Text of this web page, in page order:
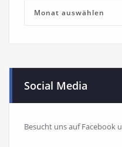
Archiv
Social Media
Besucht uns auf Facebook